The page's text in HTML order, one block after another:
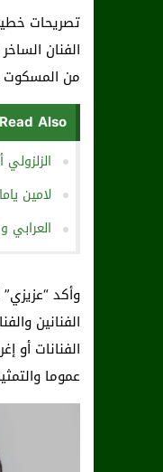
تصريحات
الفنان
من المسكوت
Read Also ...
لامين
وأكد
الفنانين
الفنانات أو
عموما